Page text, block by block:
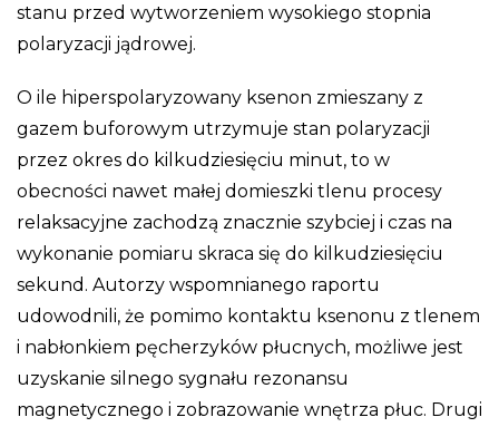
stanu przed wytworzeniem wysokiego stopnia
polaryzacji jądrowej.
O ile hiperspolaryzowany ksenon zmieszany z
gazem buforowym utrzymuje stan polaryzacji
przez okres do kilkudziesięciu minut, to w
obecności nawet małej domieszki tlenu procesy
relaksacyjne zachodzą znacznie szybciej i czas na
wykonanie pomiaru skraca się do kilkudziesięciu
sekund. Autorzy wspomnianego raportu
udowodnili, że pomimo kontaktu ksenonu z tlenem
i nabłonkiem pęcherzyków płucnych, możliwe jest
uzyskanie silnego sygnału rezonansu
magnetycznego i zobrazowanie wnętrza płuc. Drugi